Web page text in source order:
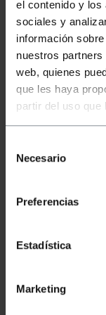
el contenido y los
sociales y
información
nuestros
web, quienes
que les haya
partir del uso
Necesario
Preferencias
Estadística
Marketing
Mais
Descrição
Caixa de
com 16
distribuição
Caixa
Trilho
Porta da
Tampa